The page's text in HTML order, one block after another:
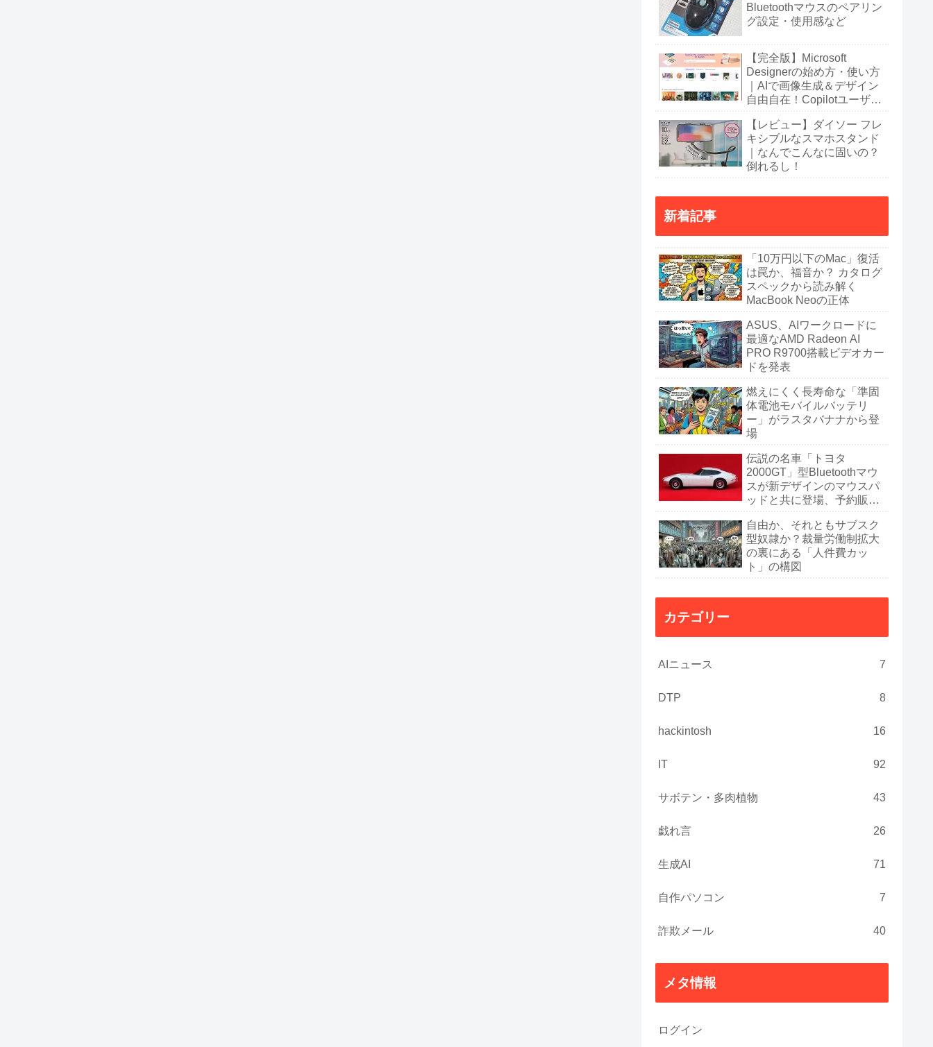
Bluetoothマウスのペアリン
グ設定・使用感など
【完全版】Microsoft
Designerの始め方・使い方
｜AIで画像生成＆デザイン
自由自在！Copilotユーザー
【レビュー】ダイソー フレ
キシブルなスマホスタンド
｜なんでこんなに固いの？
倒れるし！
新着記事
「10万円以下のMac」復活
は罠か、福音か？ カタログ
スペックから読み解く
MacBook Neoの正体
ASUS、AIワークロードに
最適なAMD Radeon AI
PRO R9700搭載ビデオカー
ドを発表
燃えにくく長寿命な「準固
体電池モバイルバッテリ
ー」がラスタバナナから登
場
伝説の名車「トヨタ
2000GT」型Bluetoothマウ
スが新デザインのマウスパ
ッドと共に登場、予約販売
自由か、それともサブスク
型奴隷か？裁量労働制拡大
の裏にある「人件費カッ
ト」の構図
カテゴリー
AIニュース 7
DTP 8
hackintosh 16
IT 92
サボテン・多肉植物 43
戯れ言 26
生成AI 71
自作パソコン 7
詐欺メール 40
メタ情報
ログイン